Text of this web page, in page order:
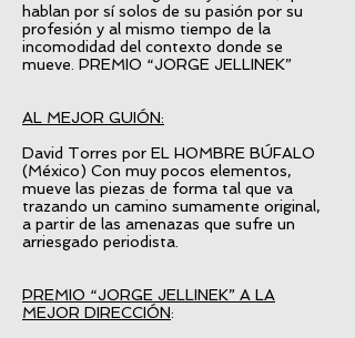
hablan por sí solos de su pasión por su
profesión y al mismo tiempo de la
incomodidad del contexto donde se
mueve. PREMIO “JORGE JELLINEK”
AL MEJOR GUIÓN:
David Torres por EL HOMBRE BÚFALO
(México) Con muy pocos elementos,
mueve las piezas de forma tal que va
trazando un camino sumamente original,
a partir de las amenazas que sufre un
arriesgado periodista.
PREMIO “JORGE JELLINEK” A LA
MEJOR DIRECCIÓN: